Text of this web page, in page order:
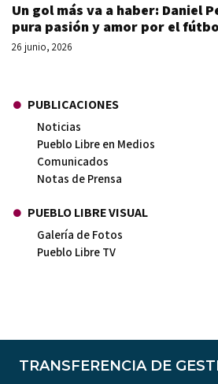
Un gol más va a haber: Daniel
pura pasión y amor por el
26 junio, 2026
PUBLICACIONES
Noticias
Pueblo Libre en Medios
Comunicados
Notas de Prensa
PUEBLO LIBRE VISUAL
Galería de Fotos
Pueblo Libre TV
TRANSFERENCIA DE